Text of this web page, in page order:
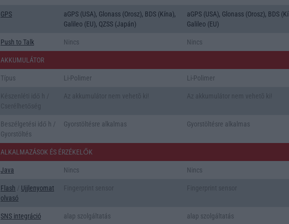
GPS
aGPS (USA), Glonass (Orosz), BDS (Kína),
Galileo (EU), QZSS (Japán)
aGPS (USA), Glonass (Orosz), BDS
Galileo (EU)
Push to Talk Nincs Nincs
AKKUMULÁTOR
Típus Li-Polimer Li-Polimer
Beszélgetési idő h /
Gyorstöltés
Gyorstöltésre alkalmas Gyorstöltésre alkalmas
ALKALMAZÁSOK ÉS ÉRZÉKELŐK
Java Nincs Nincs
Flash
Ujjlenyomat
olvasó
SNS integráció alap szolgáltatás alap szolgáltatás